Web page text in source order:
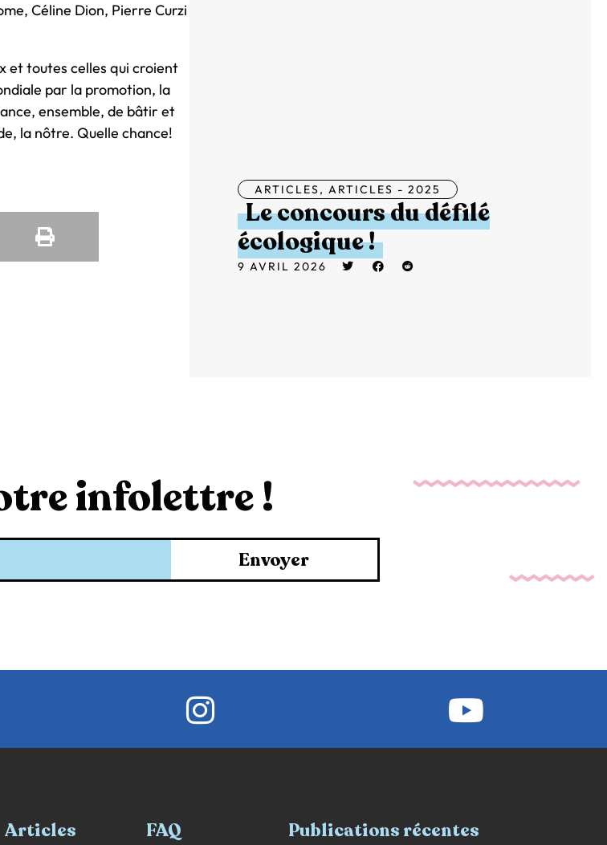
Céline Dion, Pierre Curzi
et toutes celles qui croient
par la promotion, la
ensemble, de bâtir et
la nôtre. Quelle chance!
ARTICLES, ARTICLES - 2025
Le concours du défilé
écologique !
9 AVRIL 2026
infolettre !
Envoyer
Articles FAQ Publications récentes